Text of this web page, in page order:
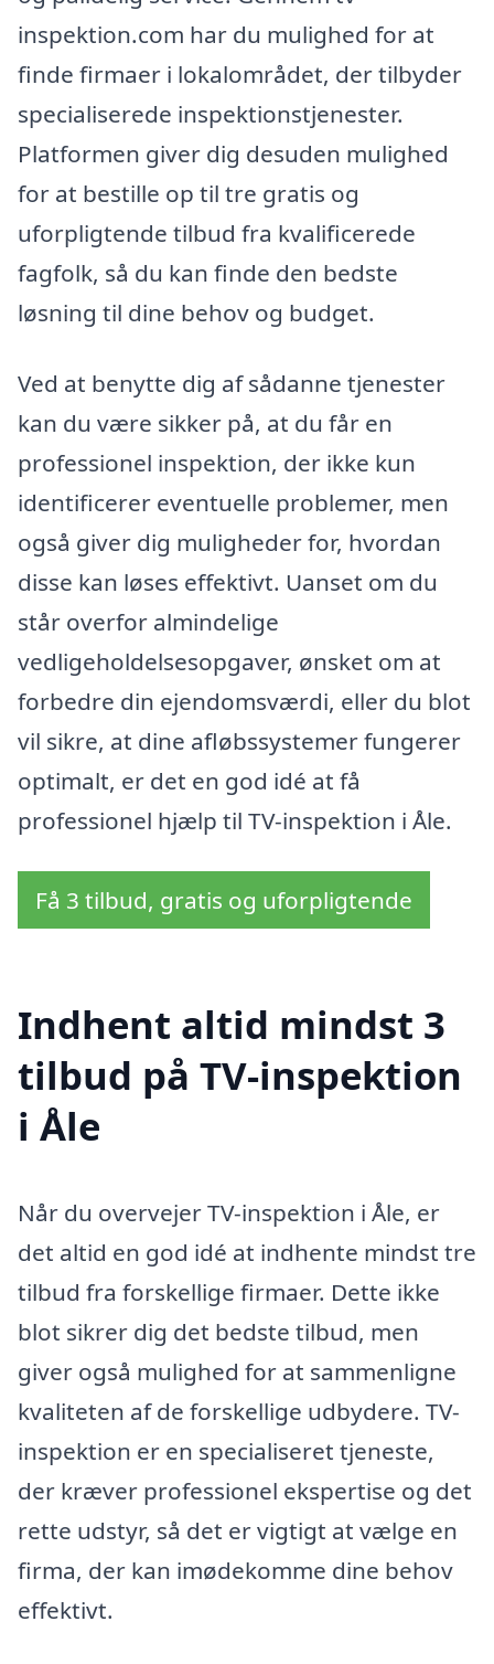
inspektion.com har du mulighed for at
finde firmaer i lokalområdet, der tilbyder
specialiserede inspektionstjenester.
Platformen giver dig desuden mulighed
for at bestille op til tre gratis og
uforpligtende tilbud fra kvalificerede
fagfolk, så du kan finde den bedste
løsning til dine behov og budget.
Ved at benytte dig af sådanne tjenester
kan du være sikker på, at du får en
professionel inspektion, der ikke kun
identificerer eventuelle problemer, men
også giver dig muligheder for, hvordan
disse kan løses effektivt. Uanset om du
står overfor almindelige
vedligeholdelsesopgaver, ønsket om at
forbedre din ejendomsværdi, eller du blot
vil sikre, at dine afløbssystemer fungerer
optimalt, er det en god idé at få
professionel hjælp til TV-inspektion i Åle.
Få 3 tilbud, gratis og uforpligtende
Indhent altid mindst 3
tilbud på TV-inspektion
i Åle
Når du overvejer TV-inspektion i Åle, er
det altid en god idé at indhente mindst tre
tilbud fra forskellige firmaer. Dette ikke
blot sikrer dig det bedste tilbud, men
giver også mulighed for at sammenligne
kvaliteten af de forskellige udbydere. TV-
inspektion er en specialiseret tjeneste,
der kræver professionel ekspertise og det
rette udstyr, så det er vigtigt at vælge en
firma, der kan imødekomme dine behov
effektivt.